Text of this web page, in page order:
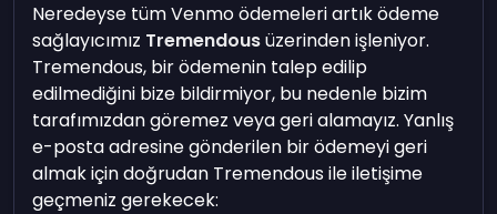
Neredeyse tüm Venmo ödemeleri artık ödeme
sağlayıcımız Tremendousüzerinden işleniyor.
Tremendous, bir ödemenin talep edilip
edilmediğini bize bildirmiyor, bu nedenle bizim
tarafımızdan göremez veya geri alamayız. Yanlış
e-posta adresine gönderilen bir ödemeyi geri
almak için doğrudan Tremendous ile iletişime
geçmeniz gerekecek: